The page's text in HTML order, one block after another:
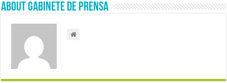
About Gabinete de Prensa